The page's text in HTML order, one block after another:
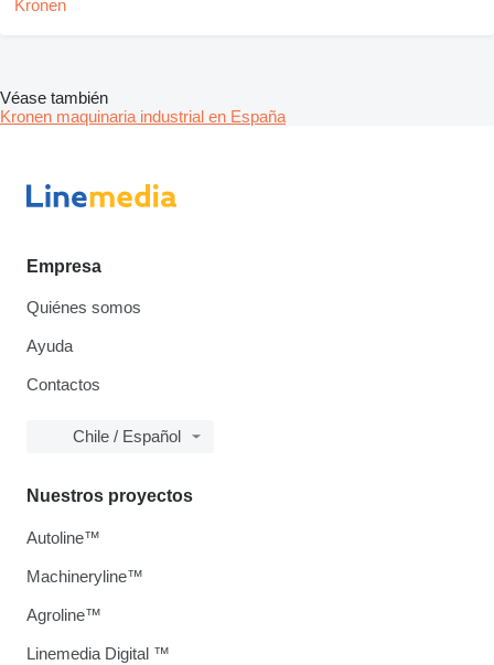
Véase también
Kronen maquinaria industrial en España
Empresa
Quiénes somos
Ayuda
Contactos
Chile / Español
Nuestros proyectos
Autoline™
Machineryline™
Agroline™
Linemedia Digital ™